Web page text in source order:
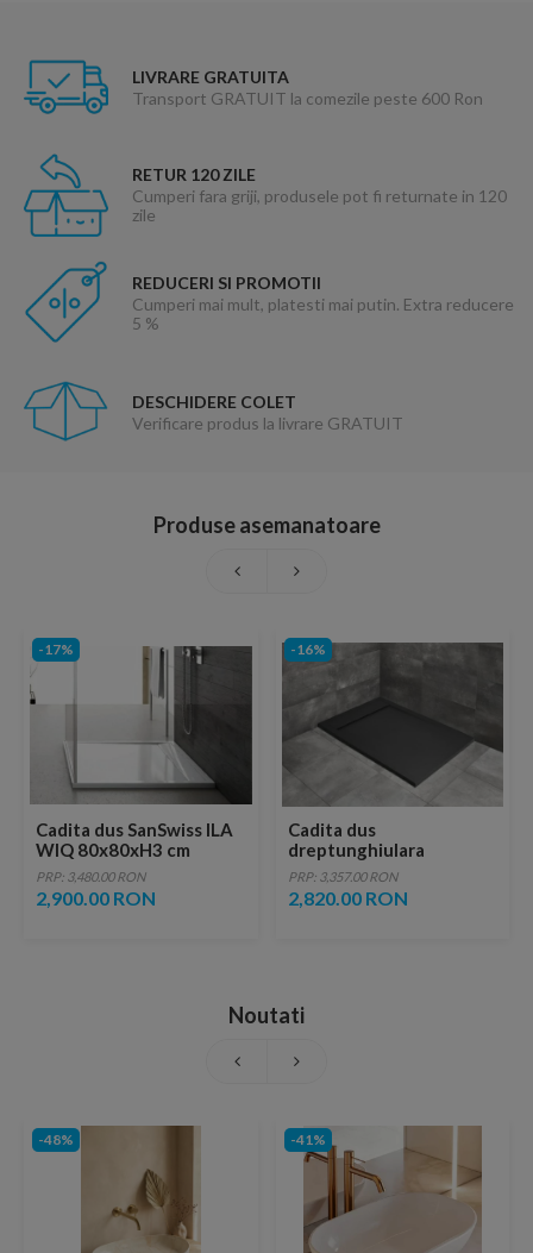
LIVRARE GRATUITA
Transport GRATUIT la comezile peste 600 Ron
RETUR 120 ZILE
Cumperi fara griji, produsele pot fi returnate in 120
zile
REDUCERI SI PROMOTII
Cumperi mai mult, platesti mai putin. Extra reducere
5 %
DESCHIDERE COLET
Verificare produs la livrare GRATUIT
Produse asemanatoare
-17%
Cadita dus SanSwiss ILA
WIQ 80x80xH3 cm
marmura sintetica
PRP: 3,480.00 RON
2,900.00 RON
-16%
Cadita dus
dreptunghiulara
Radaway Teos F 140 x 70
x H4 cm, decupabila,
antracit
PRP: 3,357.00 RON
2,820.00 RON
Noutati
-48% -41%